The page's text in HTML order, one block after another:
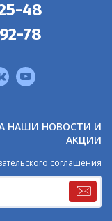
НАШИ НОВОСТИ И
АКЦИИ
соглашения
48
78